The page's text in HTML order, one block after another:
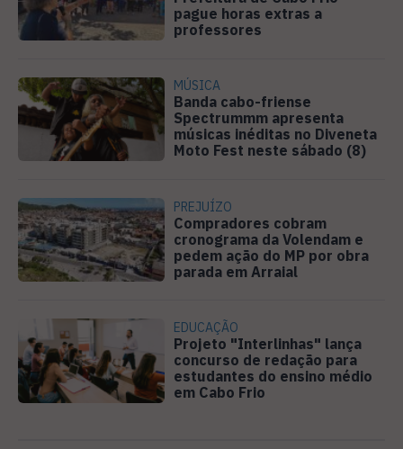
pague horas extras a
professores
MÚSICA
Banda cabo-friense
Spectrummm apresenta
músicas inéditas no Diveneta
Moto Fest neste sábado (8)
PREJUÍZO
Compradores cobram
cronograma da Volendam e
pedem ação do MP por obra
parada em Arraial
EDUCAÇÃO
Projeto "Interlinhas" lança
concurso de redação para
estudantes do ensino médio
em Cabo Frio